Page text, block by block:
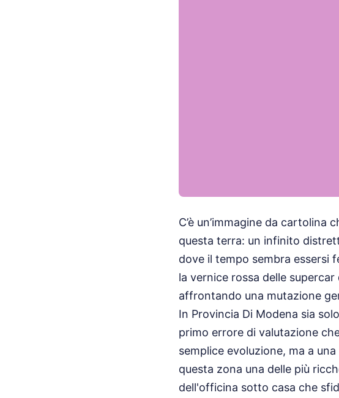
C’è un’immagine da
questa terra: un infinito
dove il tempo sembra essersi
la vernice rossa delle
affrontando una mutazione
In Provincia Di Modena sia
primo errore di valutazione
semplice evoluzione, ma a
questa zona una delle più
dell'officina sotto casa che